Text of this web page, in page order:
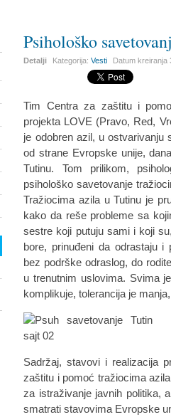
Psihološko
Detalji Kategorija:Vesti Datum kreiranja
Tim Centra za zaštitu i
projekta LOVE (Pravo, Red,
je odobren azil, u ostvarivanju
od strane Evropske unije,
Tutinu. Tom prilikom,
psihološko savetovanje
Tražiocima azila u Tutinu je
kako da reše probleme sa
sestre koji putuju sami i koji
bore, prinuđeni da odrastaju
bez podrške odraslog, do
u trenutnim uslovima. Svima
komplikuje, tolerancija je
Sadržaj, stavovi i realizacija
zaštitu i pomoć tražiocima
za istraživanje javnih politika,
smatrati stavovima Evropske